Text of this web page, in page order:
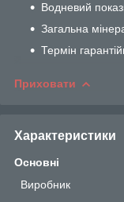
Водневий
Загальна
Термін
Приховати
Характеристики
Основні
Виробник